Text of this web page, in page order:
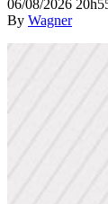
06/08/2026
By Wagner